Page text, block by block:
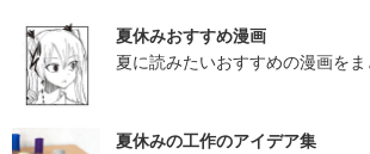
夏休みおすすめ漫画
夏に読みたいおすすめの漫画をま
夏休みの工作のアイデア集